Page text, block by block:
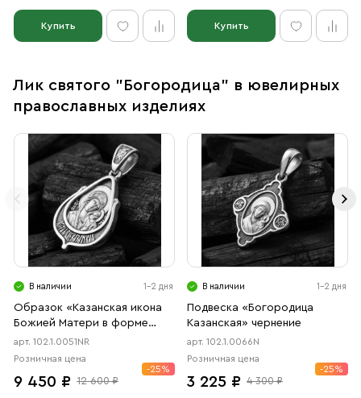
Купить Купить
Лик святого "Богородица" в ювелирных
православных изделиях
В наличии 1-2 дня
Образок «Казанская икона
Божией Матери в форме
цаты» чернение, родий
арт. 102.1.0051NR
Розничная цена
9 450 ₽ 12 600 ₽
-25%
В наличии 1-2 дня
Подвеска «Богородица
Казанская» чернение
арт. 102.1.0066N
Розничная цена
3 225 ₽ 4 300 ₽
-25%